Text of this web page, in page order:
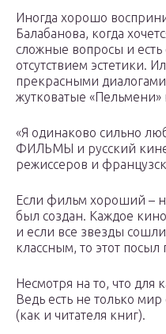
Иногда хорошо
Балабанова, когда
сложные вопросы и
отсутствием эстетики.
прекрасными
жутковатые
«Я одинаково сильно
ФИЛЬМЫ и русский
режиссеров и
Если фильм хороший –
был создан. Каждое
и если все звезды
классным, то этот посыл
Несмотря на то, что для
Ведь есть не только
(как и читателя книг).